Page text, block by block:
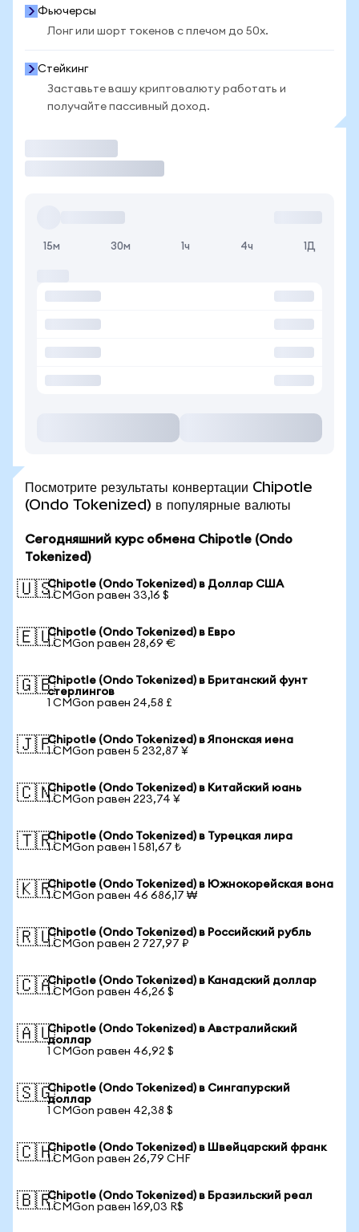
Фьючерсы
Лонг или шорт токенов с плечом до 50x.
Стейкинг
Заставьте вашу криптовалюту работать и
получайте пассивный доход.
15м 30м 1ч 4ч 1Д
Посмотрите результаты конвертации Chipotle
(Ondo Tokenized) в популярные валюты
Сегодняшний курс обмена Chipotle (Ondo
Tokenized)
🇺🇸Chipotle (Ondo Tokenized) в Доллар США
1 CMGon равен 33,16 $
🇪🇺Chipotle (Ondo Tokenized) в Евро
1 CMGon равен 28,69 €
🇬🇧Chipotle (Ondo Tokenized) в Британский фунт
стерлингов
1 CMGon равен 24,58 £
🇯🇵Chipotle (Ondo Tokenized) в Японская иена
1 CMGon равен 5 232,87 ¥
🇨🇳Chipotle (Ondo Tokenized) в Китайский юань
1 CMGon равен 223,74 ¥
🇹🇷Chipotle (Ondo Tokenized) в Турецкая лира
1 CMGon равен 1 581,67 ₺
🇰🇷Chipotle (Ondo Tokenized) в Южнокорейская вона
1 CMGon равен 46 686,17 ₩
🇷🇺Chipotle (Ondo Tokenized) в Российский рубль
1 CMGon равен 2 727,97 ₽
🇨🇦Chipotle (Ondo Tokenized) в Канадский доллар
1 CMGon равен 46,26 $
🇦🇺Chipotle (Ondo Tokenized) в Австралийский
доллар
1 CMGon равен 46,92 $
🇸🇬Chipotle (Ondo Tokenized) в Сингапурский
доллар
1 CMGon равен 42,38 $
🇨🇭Chipotle (Ondo Tokenized) в Швейцарский франк
1 CMGon равен 26,79 CHF
🇧🇷Chipotle (Ondo Tokenized) в Бразильский реал
1 CMGon равен 169,03 R$